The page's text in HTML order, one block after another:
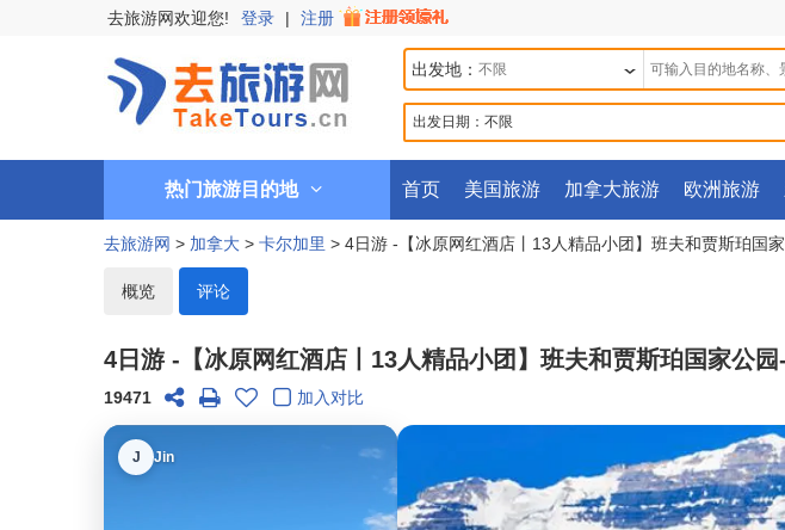
去旅游网欢迎您! 登录 | 注册
出发地：
出发日期： 不限
热门旅游目的地 首页 美国旅游 加拿大旅游 欧洲旅游
去旅游网 > 加拿大 > 卡尔加里 > 4日游 -【冰原网红酒店丨13人精品小团】班夫和贾斯珀国
概览 评论
4日游 -【冰原网红酒店丨13人精品小团】班夫和贾斯珀国家公
19471
加入对比
J Jin